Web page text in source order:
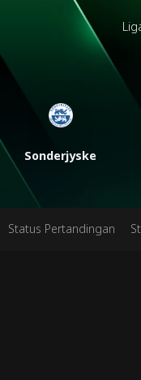
Sonderjyske
Status Pertandingan